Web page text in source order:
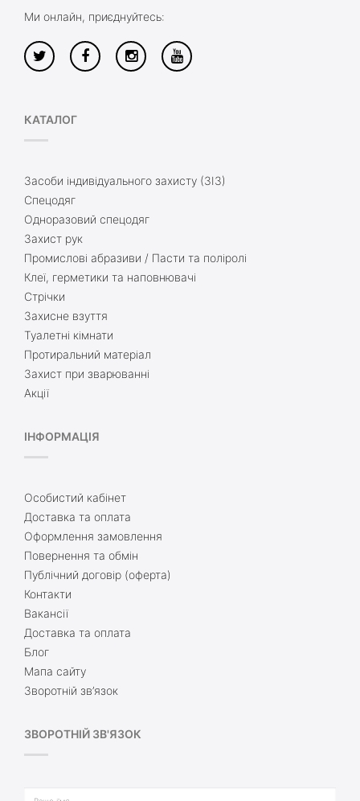
Ми онлайн, приєднуйтесь:
КАТАЛОГ
Засоби індивідуального захисту (ЗІЗ)
Спецодяг
Одноразовий спецодяг
Захист рук
Промислові абразиви / Пасти та поліролі
Клеї, герметики та наповнювачі
Стрічки
Захисне взуття
Туалетні кімнати
Протиральний матеріал
Захист при зварюванні
Акції
ІНФОРМАЦІЯ
Особистий кабінет
Доставка та оплата
Оформлення замовлення
Повернення та обмін
Публічний договір (оферта)
Контакти
Вакансії
Доставка та оплата
Блог
Мапа сайту
Зворотній зв’язок
ЗВОРОТНІЙ ЗВ'ЯЗОК